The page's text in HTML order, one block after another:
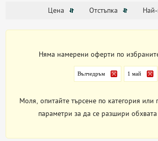
Цена Отстъпка
Няма намерени оферти по
Вълчедръм 1 май
Моля, опитайте търсене по категория или
параметри за да се разшири обхвата